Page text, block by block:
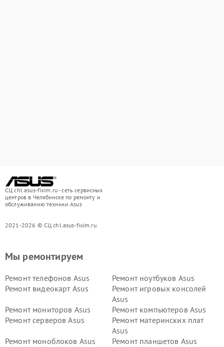
СЦ chl.asus-fixim.ru - сеть сервисных
центров в Челябинске по ремонту и
обслуживанию техники Asus
2021-2026 © СЦ chl.asus-fixim.ru
Мы ремонтируем
Ремонт телефонов Asus
Ремонт ноутбуков Asus
Ремонт видеокарт Asus
Ремонт игровых консолей
Asus
Ремонт мониторов Asus
Ремонт компьютеров Asus
Ремонт серверов Asus
Ремонт материнских плат
Asus
Ремонт моноблоков Asus
Ремонт планшетов Asus